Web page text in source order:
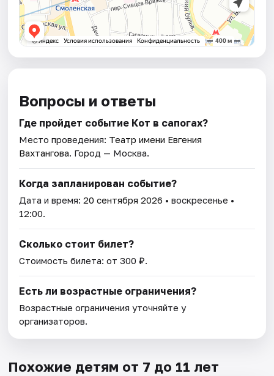
Вопросы и ответы
Где пройдет событие Кот в сапогах?
Место проведения: Театр имени Евгения
Вахтангова. Город — Москва.
Когда запланирован событие?
Дата и время:20 сентября 2026 • воскресенье •
12:00.
Сколько стоит билет?
Стоимость билета: от 300 ₽.
Есть ли возрастные ограничения?
Возрастные ограничения уточняйте у
организаторов.
Похожие детям от 7 до 11 лет